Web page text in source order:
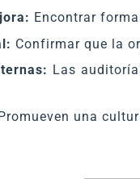
Encontrar
Confirmar que la
Las
una